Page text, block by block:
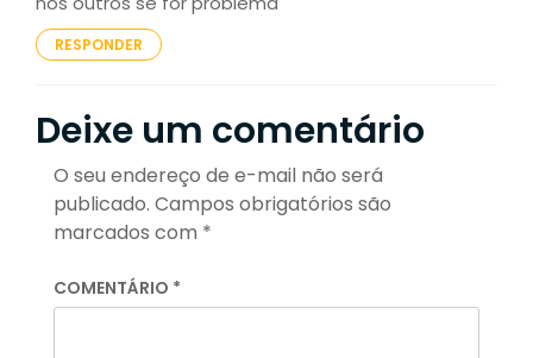
RESPONDER
Deixe um comentário
O seu endereço de e-mail não será
publicado. Campos obrigatórios são
marcados com *
COMENTÁRIO *